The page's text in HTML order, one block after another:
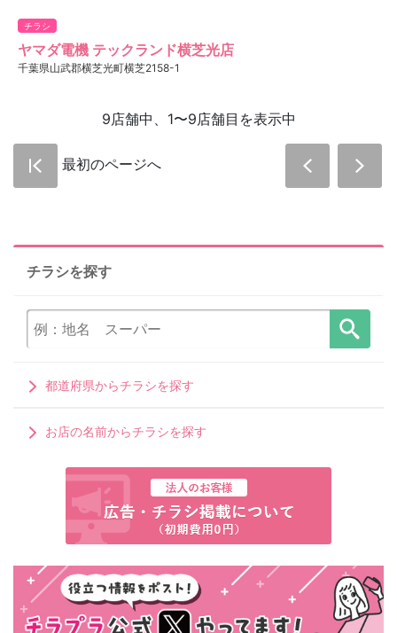
チラシ
ヤマダ電機 テックランド横芝光店
千葉県山武郡横芝光町横芝2158-1
9店舗中、1〜9店舗目を表示中
最初のページへ
チラシを探す
都道府県からチラシを探す
お店の名前からチラシを探す